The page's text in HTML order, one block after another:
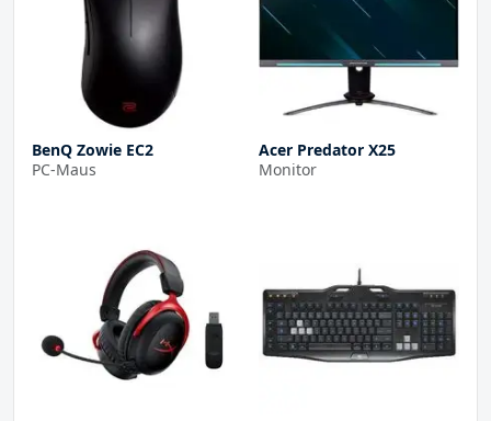
BenQ Zowie EC2
PC-Maus
Acer Predator X25
Monitor